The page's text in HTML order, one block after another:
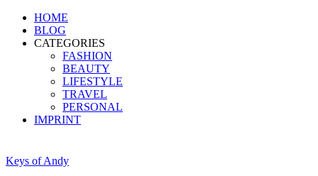
HOME
BLOG
CATEGORIES
FASHION
BEAUTY
LIFESTYLE
TRAVEL
PERSONAL
IMPRINT
Keys of Andy